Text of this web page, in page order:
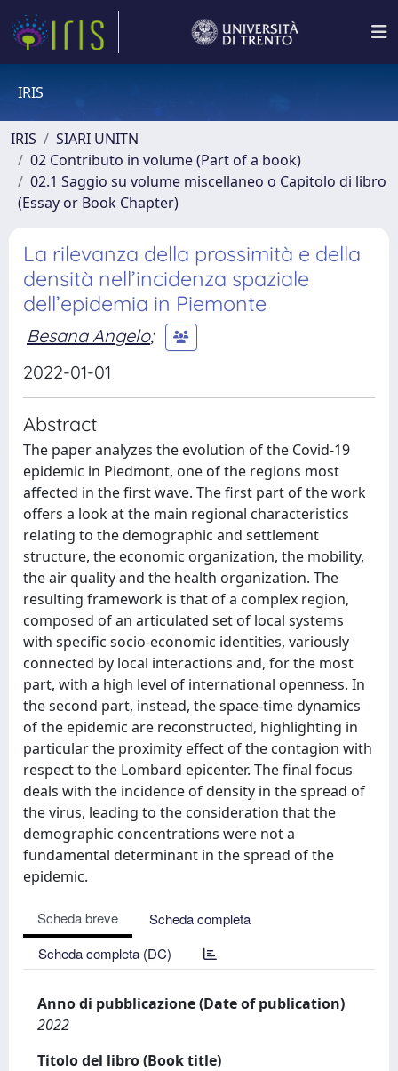
IRIS
IRIS
SIARI UNITN
02 Contributo in volume (Part of a book)
02.1 Saggio su volume miscellaneo o Capitolo di libro
(Essay or Book Chapter)
La rilevanza della prossimità e della
densità nell’incidenza spaziale
dell’epidemia in Piemonte
Besana Angelo;
2022-01-01
Abstract
The paper analyzes the evolution of the Covid-19
epidemic in Piedmont, one of the regions most
affected in the first wave. The first part of the work
offers a look at the main regional characteristics
relating to the demographic and settlement
structure, the economic organization, the mobility,
the air quality and the health organization. The
resulting framework is that of a complex region,
composed of an articulated set of local systems
with specific socio-economic identities, variously
connected by local interactions and, for the most
part, with a high level of international openness. In
the second part, instead, the space-time dynamics
of the epidemic are reconstructed, highlighting in
particular the proximity effect of the contagion with
respect to the Lombard epicenter. The final focus
deals with the incidence of density in the spread of
the virus, leading to the consideration that the
demographic concentrations were not a
fundamental determinant in the spread of the
epidemic.
Scheda breve
Scheda completa
Scheda completa (DC)
Anno di pubblicazione (Date of publication)
2022
Titolo del libro (Book title)